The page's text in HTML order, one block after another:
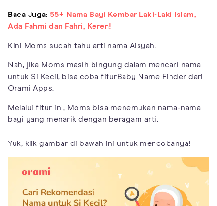
Baca Juga: 55+ Nama Bayi Kembar Laki-Laki Islam,
Ada Fahmi dan Fahri, Keren!
Kini Moms sudah tahu arti nama Aisyah.
Nah, jika Moms masih bingung dalam mencari nama
untuk Si Kecil, bisa coba fiturBaby Name Finder dari
Orami Apps.
Melalui fitur ini, Moms bisa menemukan nama-nama
bayi yang menarik dengan beragam arti.
Yuk, klik gambar di bawah ini untuk mencobanya!